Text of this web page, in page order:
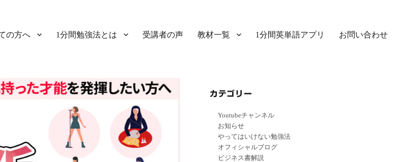
の方へ 1分間勉強法とは 受講者の声 教材一覧 1分間英単語アプリ お問い合わせ
カテゴリー
Youtubeチャンネル
お知らせ
やってはいけない勉強法
オフィシャルブログ
ビジネス書解説